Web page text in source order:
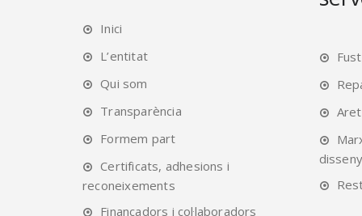
Inici
L’entitat
Qui som
Transparència
Formem part
Certificats, adhesions i
reconeixements
Finançadors i col·laboradors